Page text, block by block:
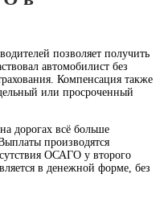
позволяет получить
автомобилист без
Компенсация также
или просроченный
дорогах всё больше
производятся
ОСАГО у второго
в денежной форме, без